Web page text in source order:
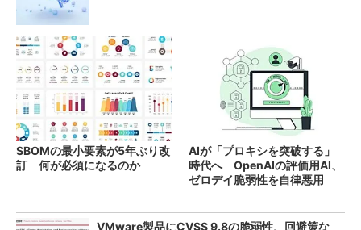
SBOMの最小要素が5年ぶり改
訂 何が必須になるのか
AIが「プロキシを突破する」
時代へ OpenAIの評価用AI、
ゼロデイ脆弱性を自律悪用
VMware製品にCVSS 9.8の脆弱性、回避策な